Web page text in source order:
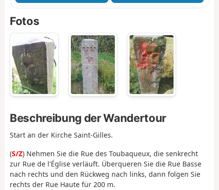
Fotos
Beschreibung der Wandertour
Start an der Kirche Saint-Gilles.
(S/Z) Nehmen Sie die Rue des Toubaqueux, die senkrecht
zur Rue de l'Église verläuft. Überqueren Sie die Rue Basse
nach rechts und den Rückweg nach links, dann folgen Sie
rechts der Rue Haute für 200 m.